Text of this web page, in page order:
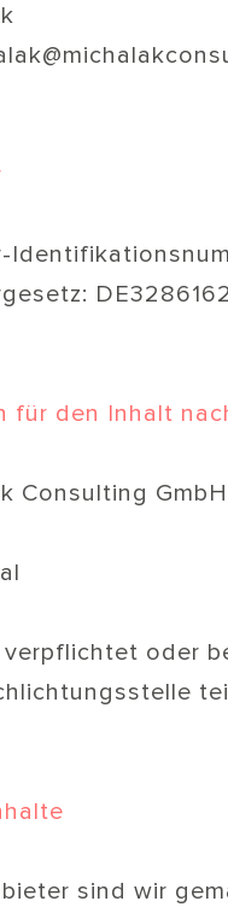
für den Inhalt
Consulting GmbH
oder
sind wir